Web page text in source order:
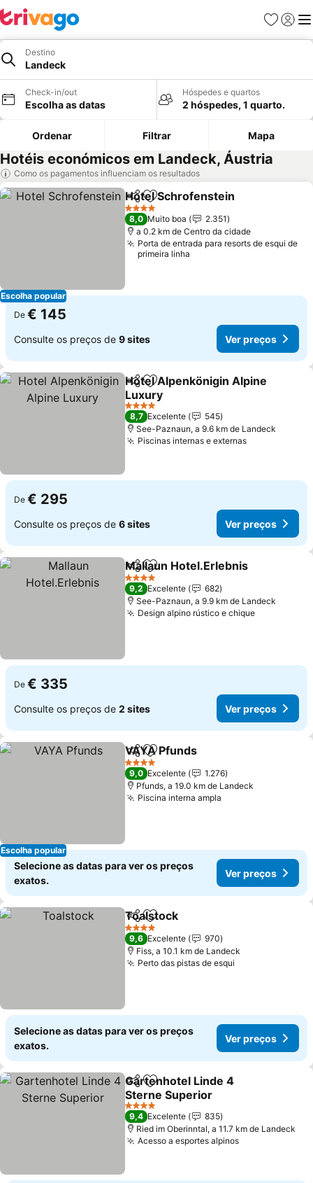
Favoritos
Iniciar
Destino
Landeck
Check-in/out
Escolha as datas
Hóspedes e quartos
2 hóspedes, 1 quarto.
Ordenar Filtrar Mapa
Hotéis económicos em Landeck, Áustria
Como os pagamentos influenciam os resultados
Escolha popular
PartilharAdicionar aos favoritos
Hotel Schrofenstein
4 Estrelas
8,0 Muito boa
2.351
a 0.2 km de Centro da cidade
Porta de entrada para resorts de esqui de
primeira linha
De € 145
Consulte os preços de 9 sites Ver preços
PartilharAdicionar aos favoritos
Hotel Alpenkönigin Alpine
Luxury
4 Estrelas
8,7 Excelente
545
See-Paznaun, a 9.6 km de Landeck
Piscinas internas e externas
De € 295
Consulte os preços de 6 sites Ver preços
PartilharAdicionar aos favoritos
Mallaun Hotel.Erlebnis
4 Estrelas
9,2 Excelente
682
See-Paznaun, a 9.9 km de Landeck
Design alpino rústico e chique
De € 335
Consulte os preços de 2 sites Ver preços
Escolha popular
PartilharAdicionar aos favoritos
VAYA Pfunds
4 Estrelas
9,0 Excelente
1.276
Pfunds, a 19.0 km de Landeck
Piscina interna ampla
Selecione as datas para ver os preços
exatos.
Ver preços
PartilharAdicionar aos favoritos
Toalstock
4 Estrelas
9,6 Excelente
970
Fiss, a 10.1 km de Landeck
Perto das pistas de esqui
Selecione as datas para ver os preços
exatos.
Ver preços
PartilharAdicionar aos favoritos
Gartenhotel Linde 4
Sterne Superior
4 Estrelas
9,4 Excelente
835
Ried im Oberinntal, a 11.7 km de Landeck
Acesso a esportes alpinos